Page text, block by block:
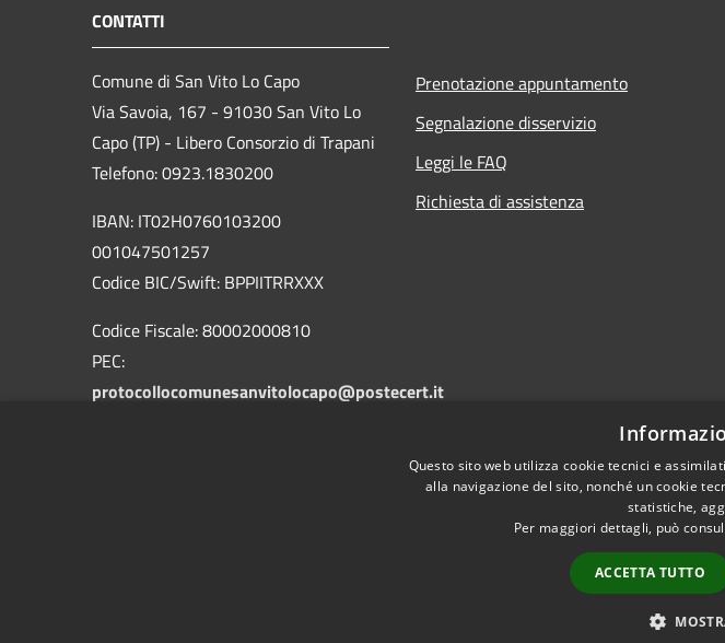
CONTATTI
Comune di San Vito Lo Capo
Via Savoia, 167 - 91030 San Vito Lo
Capo (TP) - Libero Consorzio di Trapani
Telefono: 0923.1830200
IBAN: IT02H0760103200
001047501257
Codice BIC/Swift: BPPIITRRXXX
Codice Fiscale: 80002000810
PEC:
protocollocomunesanvitolocapo@postecert.it
Prenotazione appuntamento
Segnalazione disservizio
Leggi le FAQ
Richiesta di assistenza
Questo sito web utilizza cookie tecnici e
alla navigazione del sito, nonché un cookie
statistiche,
Per maggiori dettagli, può
ACCETTA TUTTO